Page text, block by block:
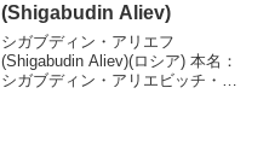
(Shigabudin Aliev)
シガブディン・アリエフ
(Shigabudin Aliev)(ロシア) 本名：
シガブディン・アリエビッチ・ア